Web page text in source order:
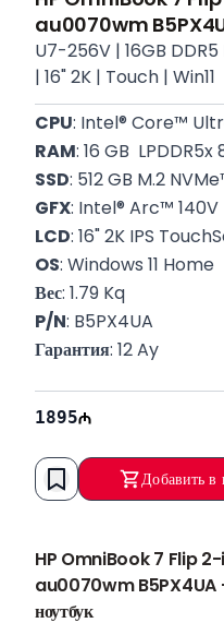
au0070wm
U7-256V | 16GB DDR5
| 16" 2K | Touch | Win11
CPU: Intel® Core™
RAM: 16 GB
SSD: 512 GB M.2
GFX: Intel® Arc™ 140V
LCD: 16" 2K IPS
OS: Windows 11 Home
Вес: 1.79 Kq
P/N: B5PX4UA
Гарантия: 12 Ay
1895
Добавить в
HP OmniBook 7 Flip
au0070wm B5PX4UA
ноутбук